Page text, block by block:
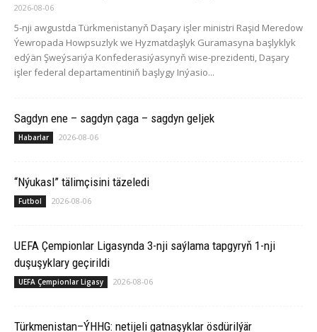
2026-08-06
5-nji awgustda Türkmenistanyň Daşary işler ministri Raşid Meredow
Ýewropada Howpsuzlyk we Hyzmatdaşlyk Guramasyna başlyklyk
edýän Şweýsariýa Konfederasiýasynyň wise-prezidenti, Daşary
işler federal departamentiniň başlygy Inýasio...
Sagdyn ene – sagdyn çaga – sagdyn geljek
Habarlar 2026-08-06
“Nýukasl” tälimçisini täzeledi
Futbol 2026-08-06
UEFA Çempionlar Ligasynda 3-nji saýlama tapgyryň 1-nji
duşuşyklary geçirildi
UEFA Çempionlar Ligasy 2026-08-06
Türkmenistan–ÝHHG: netijeli gatnaşyklar ösdürilýär